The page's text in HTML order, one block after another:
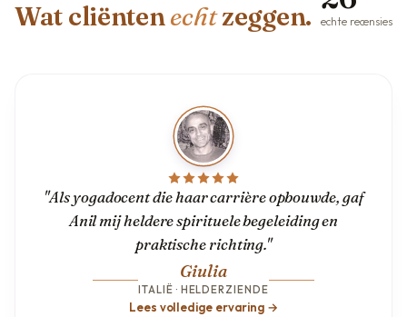
Wat cliëntenechtzeggen. echte recensies
"Als yogadocent die haar carrière opbouwde, gaf
Anil mij heldere spirituele begeleiding en
praktische richting."
Giulia
ITALIË · HELDERZIENDE
Lees volledige ervaring →